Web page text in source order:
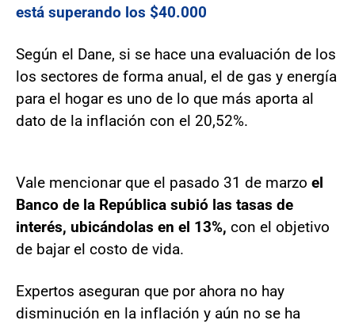
está superando los $40.000
Según el Dane, si se hace una evaluación de los
los sectores de forma anual, el de gas y energía
para el hogar es uno de lo que más aporta al
dato de la inflación con el 20,52%.
Vale mencionar que el pasado 31 de marzo el
Banco de la República subió las tasas de
interés, ubicándolas en el 13%, con el objetivo
de bajar el costo de vida.
Expertos aseguran que por ahora no hay
disminución en la inflación y aún no se ha